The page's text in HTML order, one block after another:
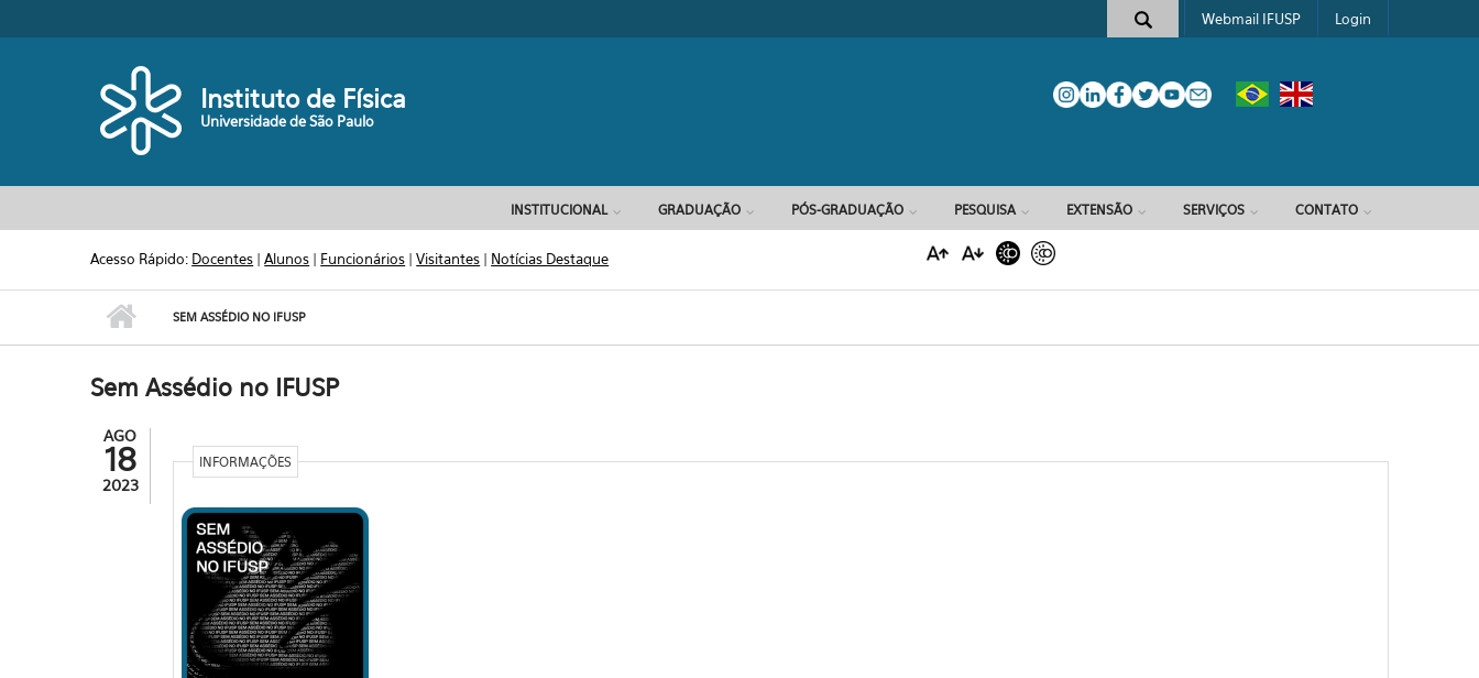
Formulário de busca
Webmail IFUSP Login
Instituto de Física
Universidade de São Paulo
INSTITUCIONAL GRADUAÇÃO PÓS-GRADUAÇÃO PESQUISA EXTENSÃO SERVIÇOS CONTATO
Acesso Rápido: Docentes |Alunos | Funcionários |Visitantes | Notícias Destaque
SEM ASSÉDIO NO IFUSP
Sem Assédio no IFUSP
AGO
18
2023
INFORMAÇÕES